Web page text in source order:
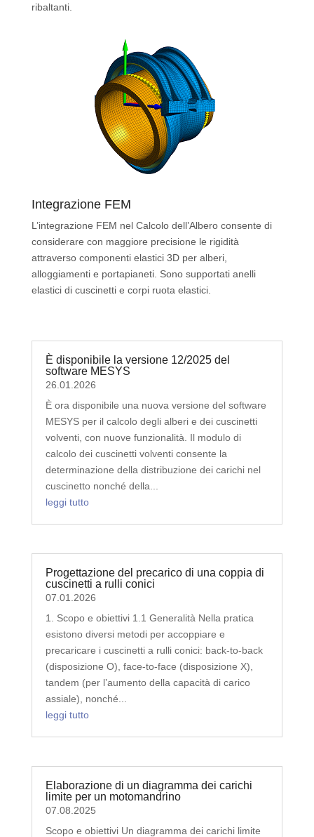
ribaltanti.
Integrazione FEM
L’integrazione FEM nel Calcolo dell’Albero consente di
considerare con maggiore precisione le rigidità
attraverso componenti elastici 3D per alberi,
alloggiamenti e portapianeti. Sono supportati anelli
elastici di cuscinetti e corpi ruota elastici.
È disponibile la versione 12/2025 del
software MESYS
26.01.2026
È ora disponibile una nuova versione del software
MESYS per il calcolo degli alberi e dei cuscinetti
volventi, con nuove funzionalità. Il modulo di
calcolo dei cuscinetti volventi consente la
determinazione della distribuzione dei carichi nel
cuscinetto nonché della...
leggi tutto
Progettazione del precarico di una coppia di
cuscinetti a rulli conici
07.01.2026
1. Scopo e obiettivi 1.1 Generalità Nella pratica
esistono diversi metodi per accoppiare e
precaricare i cuscinetti a rulli conici: back-to-back
(disposizione O), face-to-face (disposizione X),
tandem (per l’aumento della capacità di carico
assiale), nonché...
leggi tutto
Elaborazione di un diagramma dei carichi
limite per un motomandrino
07.08.2025
Scopo e obiettivi Un diagramma dei carichi limite